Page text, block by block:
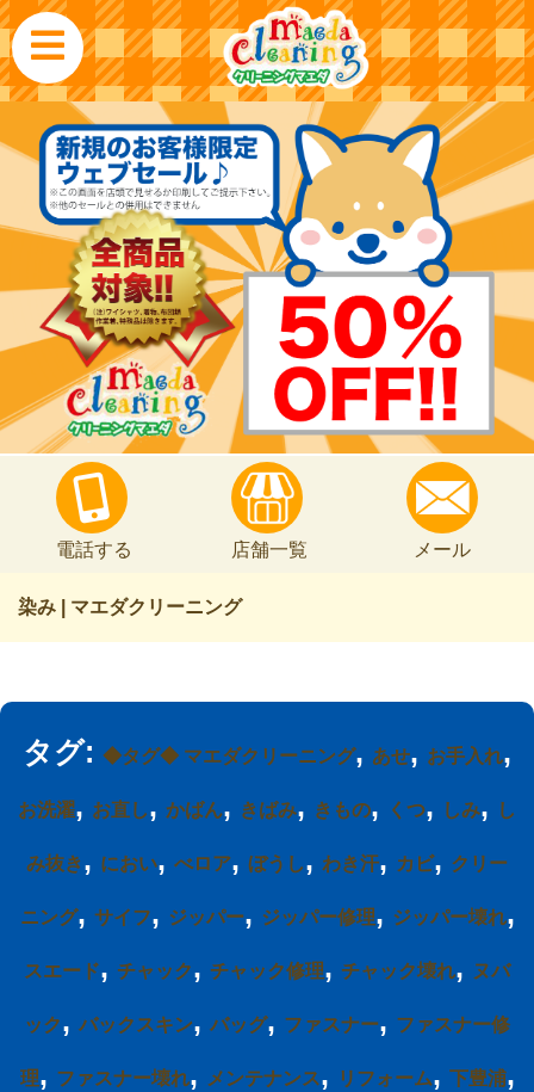
電話する 店舗一覧 メール
染み | マエダクリーニング
タグ: ◆タグ◆ マエダクリーニング, あせ, お手入れ,
お洗濯, お直し, かばん, きばみ, きもの, くつ, しみ, し
み抜き, におい, べロア, ぼうし, わき汗, カビ, クリー
ニング, サイフ, ジッパー, ジッパー修理, ジッパー壊れ,
スエード, チャック, チャック修理, チャック壊れ, ヌバ
ック, バックスキン, バッグ, ファスナー, ファスナー修
理, ファスナー壊れ, メンテナンス, リフォーム, 下豊浦,